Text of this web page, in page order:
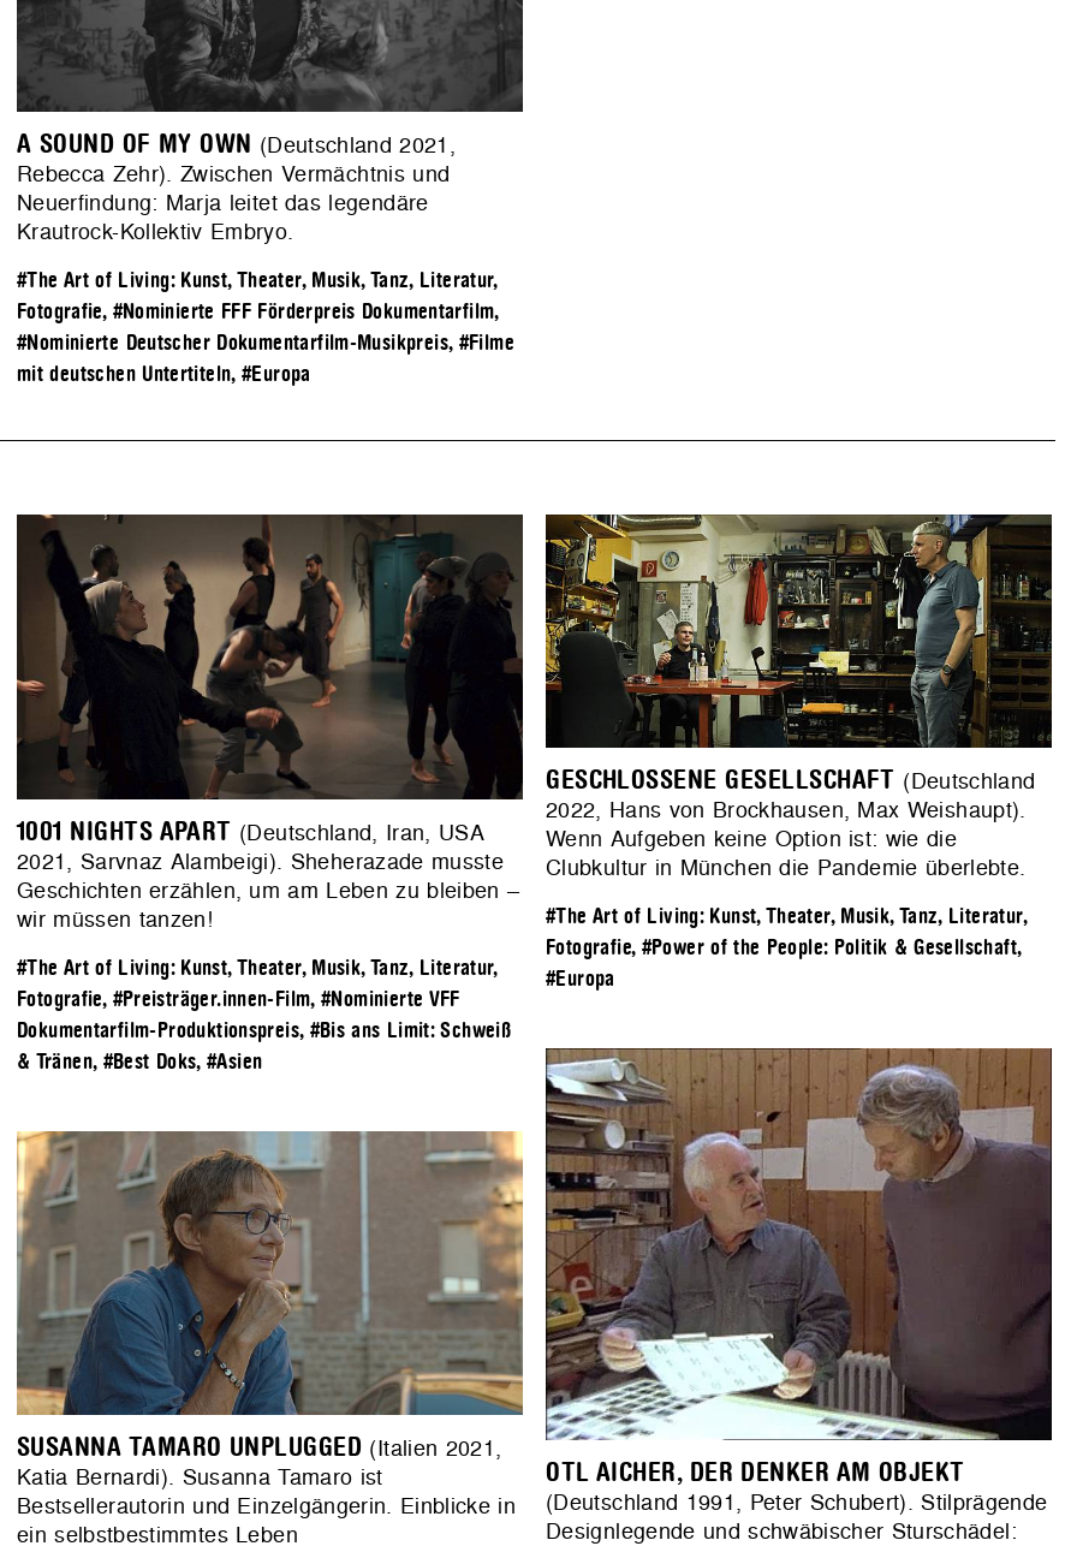
A SOUND OF MY OWN (Deutschland 2021,
Rebecca Zehr). Zwischen Vermächtnis und
Neuerfindung: Marja leitet das legendäre
Krautrock-Kollektiv Embryo.
#The Art of Living: Kunst, Theater, Musik, Tanz, Literatur,
Fotografie, #Nominierte FFF Förderpreis Dokumentarfilm,
#Nominierte Deutscher Dokumentarfilm-Musikpreis, #Filme
mit deutschen Untertiteln,#Europa
1001 NIGHTS APART (Deutschland, Iran, USA
2021, Sarvnaz Alambeigi). Sheherazade musste
Geschichten erzählen, um am Leben zu bleiben –
wir müssen tanzen!
#The Art of Living: Kunst, Theater, Musik, Tanz, Literatur,
Fotografie, #Preisträger.innen-Film,#Nominierte VFF
Dokumentarfilm-Produktionspreis, #Bis ans Limit: Schweiß
& Tränen, #Best Doks,#Asien
GESCHLOSSENE GESELLSCHAFT (Deutschland
2022, Hans von Brockhausen, Max Weishaupt).
Wenn Aufgeben keine Option ist: wie die
Clubkultur in München die Pandemie überlebte.
#The Art of Living: Kunst, Theater, Musik, Tanz, Literatur,
Fotografie, #Power of the People: Politik & Gesellschaft,
#Europa
OTL AICHER, DER DENKER AM OBJEKT
(Deutschland 1991, Peter Schubert). Stilprägende
Designlegende und schwäbischer Sturschädel:
SUSANNA TAMARO UNPLUGGED (Italien 2021,
Katia Bernardi). Susanna Tamaro ist
Bestsellerautorin und Einzelgängerin. Einblicke in
ein selbstbestimmtes Leben